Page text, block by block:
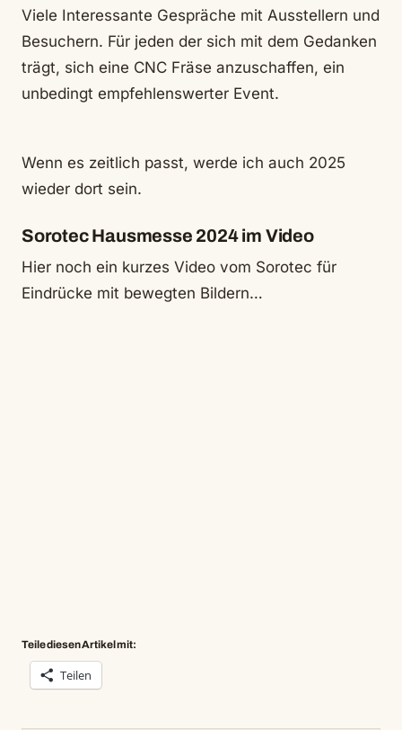
Viele Interessante Gespräche mit Ausstellern und
Besuchern. Für jeden der sich mit dem Gedanken
trägt, sich eine CNC Fräse anzuschaffen, ein
unbedingt empfehlenswerter Event.
Wenn es zeitlich passt, werde ich auch 2025
wieder dort sein.
Sorotec Hausmesse 2024 im Video
Hier noch ein kurzes Video vom Sorotec für
Eindrücke mit bewegten Bildern…
Teile diesen Artikel mit:
Teilen